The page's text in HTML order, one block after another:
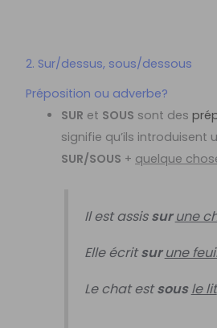
2. Sur/dessus, sous/dessous
Préposition ou adverbe?
SUR et SOUS sont des
signifie qu’ils introduisent
SUR/SOUS + quelque
Il est assissurune
Elle écritsur une
Le chat estsous le lit